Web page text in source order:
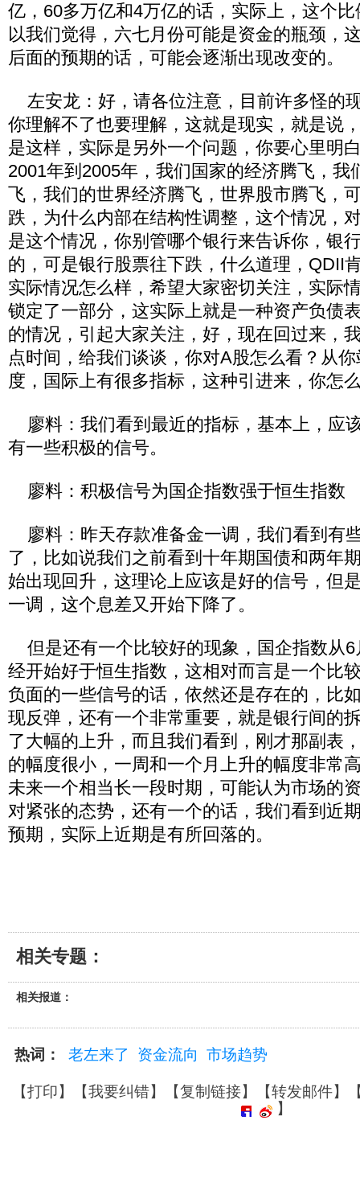
亿，60多万亿和4万亿的话，实际上，这个
以我们觉得，六七月份可能是资金的瓶颈，
后面的预期的话，可能会逐渐出现改变的。
左安龙：好，请各位注意，目前许多怪的
你理解不了也要理解，这就是现实，就是说
是这样，实际是另外一个问题，你要心里明
2001年到2005年，我们国家的经济腾飞，我
飞，我们的世界经济腾飞，世界股市腾飞，
跌，为什么内部在结构性调整，这个情况，
是这个情况，你别管哪个银行来告诉你，银
的，可是银行股票往下跌，什么道理，QDII
实际情况怎么样，希望大家密切关注，实际
锁定了一部分，这实际上就是一种资产负债
的情况，引起大家关注，好，现在回过来，
点时间，给我们谈谈，你对A股怎么看？从
度，国际上有很多指标，这种引进来，你怎
廖料：我们看到最近的指标，基本上，应
有一些积极的信号。
廖料：积极信号为国企指数强于恒生指数
廖料：昨天存款准备金一调，我们看到有
了，比如说我们之前看到十年期国债和两年
始出现回升，这理论上应该是好的信号，但
一调，这个息差又开始下降了。
但是还有一个比较好的现象，国企指数从6
经开始好于恒生指数，这相对而言是一个比
负面的一些信号的话，依然还是存在的，比
现反弹，还有一个非常重要，就是银行间的
了大幅的上升，而且我们看到，刚才那副表
的幅度很小，一周和一个月上升的幅度非常
未来一个相当长一段时期，可能认为市场的
对紧张的态势，还有一个的话，我们看到近
预期，实际上近期是有所回落的。
相关专题：
相关报道：
热词： 老左来了 资金流向 市场趋势
【打印】【我要纠错】【复制链接】【转发邮件】
】